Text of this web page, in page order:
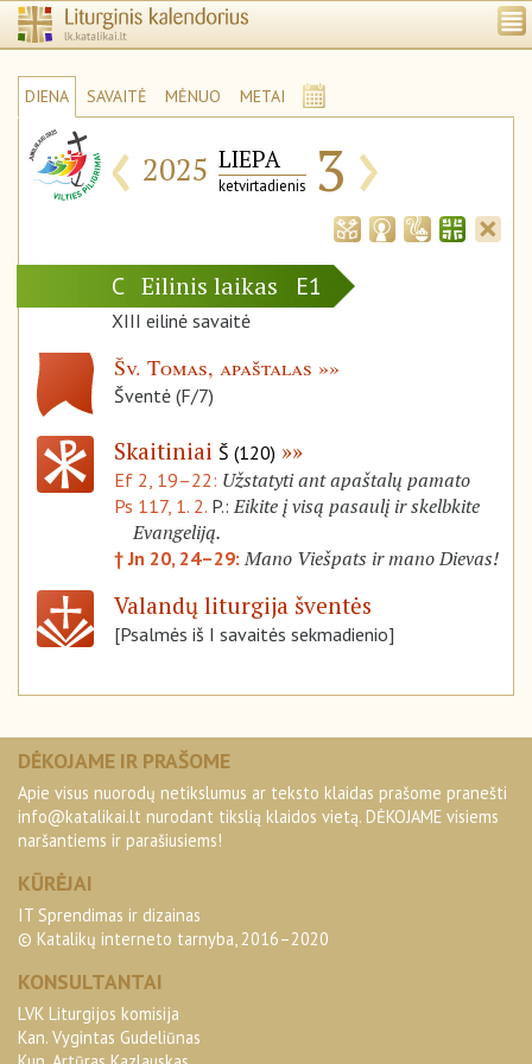
DIENA SAVAITĖ MĖNUO METAI
‹ 2025 LIEPA
ketvirtadienis 3 ›
C Eilinis laikas E1
XIII eilinė savaitė
Šv. Tomas, apaštalas
Šventė (F/7)
Skaitiniai Š (120)
Ef 2, 19–22: Užstatyti ant apaštalų pamato
Ps 117, 1. 2. P.:Eikite į visą pasaulį ir skelbkite
Evangeliją.
† Jn 20, 24–29:Mano Viešpats ir mano Dievas!
Valandų liturgija šventės
[Psalmės iš I savaitės sekmadienio]
DĖKOJAME IR PRAŠOME
Apie visus nuorodų netikslumus ar teksto klaidas prašome pranešti
info@katalikai.lt nurodant tikslią klaidos vietą. DĖKOJAME visiems
naršantiems ir parašiusiems!
KŪRĖJAI
IT Sprendimas ir dizainas
© Katalikų interneto tarnyba, 2016–2020
KONSULTANTAI
LVK Liturgijos komisija
Kan. Vygintas Gudeliūnas